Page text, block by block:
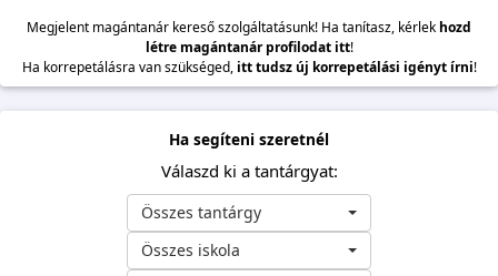
Megjelent magántanár kereső szolgáltatásunk! Ha tanítasz, kérlek hozd
létre magántanár profilodat itt!
Ha korrepetálásra van szükséged, itt tudsz új korrepetálási igényt írni!
Ha segíteni szeretnél
Válaszd ki a tantárgyat:
Összes tantárgy
Összes iskola